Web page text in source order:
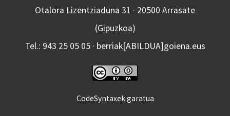
Otalora Lizentziaduna 31 · 20500 Arrasate
(Gipuzkoa)
Tel.: 943 25 05 05 · berriak[ABILDUA]goiena.eus
CodeSyntaxek garatua